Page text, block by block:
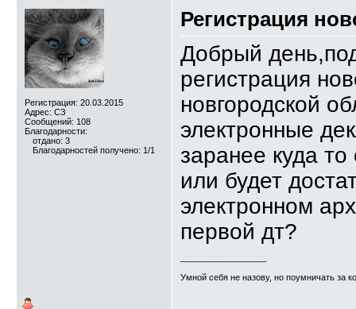
Ditrix
ЗДЕСЯ должна
Дополнительные
stasiboro
Факты Фло
backtrack
можешь по почте
Регистрация: 20.03.2015
Адрес: СЗ
Сообщений: 108
Благодарности:
отдано: 3
Благодарностей получено: 1/1
Регистрация
Добрый
регистрация
новгородской
электронные
заранее куда
или будет
электронном
первой дт?
Умной себя не назову, но поумничать за